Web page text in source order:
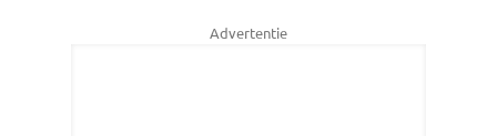
Advertentie